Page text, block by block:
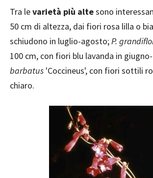
Tra levarietà più altesono
50 cm di altezza, dai fiori rosa lilla o
schiudono in luglio-agosto;P.
100 cm, con fiori blu lavanda in
barbatus 'Coccineus', con fiori sottili
chiaro.